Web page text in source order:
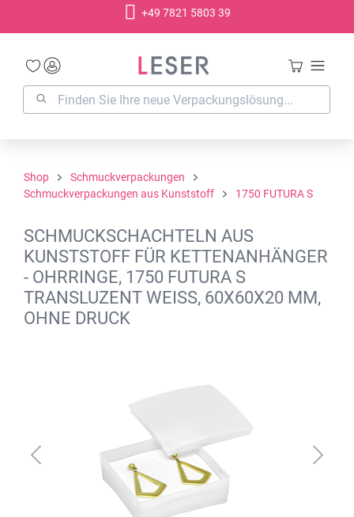
+49 7821 5803 39
Shop
Schmuckverpackungen
Schmuckverpackungen aus Kunststoff
1750 FUTURA S
SCHMUCKSCHACHTELN AUS
KUNSTSTOFF FÜR KETTENANHÄNGER
- OHRRINGE, 1750 FUTURA S
TRANSLUZENT WEISS, 60X60X20 MM,
OHNE DRUCK